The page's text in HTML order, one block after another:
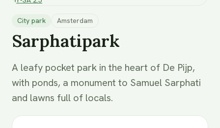
City park Amsterdam
Sarphatipark
A leafy pocket park in the heart of De Pijp,
with ponds, a monument to Samuel Sarphati
and lawns full of locals.